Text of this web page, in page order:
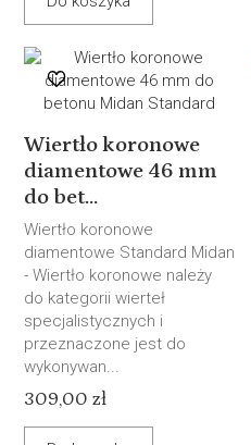
Wiertło koronowe
diamentowe 46 mm
do bet...
Wiertło koronowe
diamentowe Standard Midan
- Wiertło koronowe należy
do kategorii wierteł
specjalistycznych i
przeznaczone jest do
wykonywan...
309,00 zł